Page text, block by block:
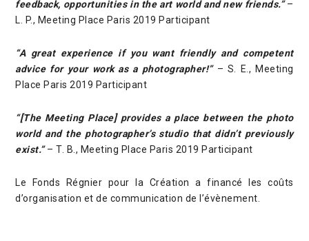
feedback, opportunities in the art world and new friends.”–
L. P., Meeting Place Paris 2019 Participant
“A great experience if you want friendly and competent
advice for your work as a photographer!” – S. E., Meeting
Place Paris 2019 Participant
“[The Meeting Place] provides a place between the photo
world and the photographer’s studio that didn’t previously
exist.” – T. B., Meeting Place Paris 2019 Participant
Le Fonds Régnier pour la Création a financé les coûts
d’organisation et de communication de l’évènement.